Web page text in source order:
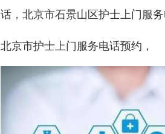
话，北京市石景山区护士上门服
北京市护士上门服务电话预约，